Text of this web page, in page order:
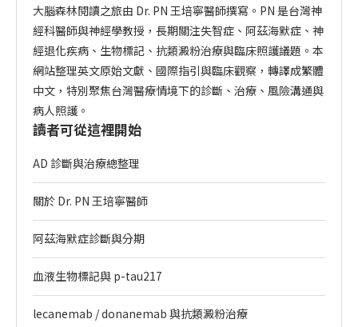
大腦森林閱讀之旅由 Dr. PN 王培寧醫師撰寫。PN 是台灣神
經科醫師與神經學教授，長期關注失智症、阿茲海默症、神
經退化疾病、生物標記、抗類澱粉治療與臨床照護議題。本
網站整理英文原始文獻、國際指引與臨床觀察，轉譯成繁體
中文，特別聚焦台灣醫療情境下的診斷、治療、風險溝通與
病人照護。
讀者可從這裡開始
AD 診斷與治療總整理
關於 Dr. PN 王培寧醫師
阿茲海默症診斷與分期
血液生物標記與 p-tau217
lecanemab / donanemab 與抗類澱粉治療